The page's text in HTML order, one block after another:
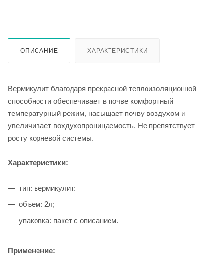
ОПИСАНИЕ ХАРАКТЕРИСТИКИ
Вермикулит благодаря прекрасной теплоизоляционной
способности обеспечивает в почве комфортный
температурный режим, насыщает почву воздухом и
увеличивает вохдухопроницаемость. Не препятствует
росту корневой системы.
Характеристики:
тип: вермикулит;
объем: 2л;
упаковка: пакет с описанием.
Применение: